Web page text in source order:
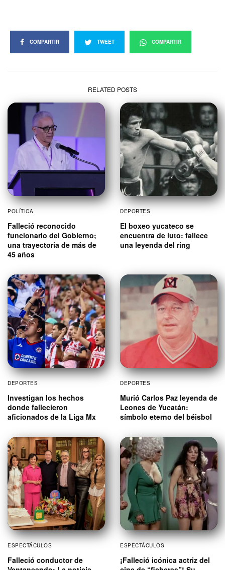
COMPARTIR TWEET COMPARTIR
RELATED POSTS
POLÍTICA
Falleció reconocido
funcionario del Gobierno;
una trayectoria de más de
45 años
DEPORTES
El boxeo yucateco se
encuentra de luto: fallece
una leyenda del ring
DEPORTES
Investigan los hechos
donde fallecieron
aficionados de la Liga Mx
DEPORTES
Murió Carlos Paz leyenda de
Leones de Yucatán:
símbolo eterno del béisbol
ESPECTÁCULOS
Falleció conductor de
ESPECTÁCULOS
¡Falleció icónica actriz del